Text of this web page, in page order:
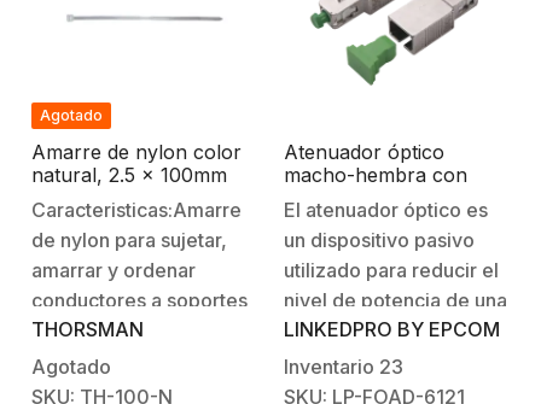
Cat5e. Tipo de
blindaje. No.…
Agotado
Amarre de nylon color
natural, 2.5 x 100mm
(Paquete con 100pzs)
(4200-01000)
Caracteristicas:Amarre
de nylon para sujetar,
amarrar y ordenar
conductores a soportes
en instalaciones u otro
tipo de
objetos.Temperatura de
THORSMAN
Agotado
SKU: TH-100-N
Atenuador óptico
macho-hembra con
conector SC/APC de
15dB para fibra
Monomodo
El atenuador óptico es
un dispositivo pasivo
utilizado para reducir el
nivel de potencia de una
señal óptica.
Generalmente se usa en
aplicaciones de larga
LINKEDPRO BY EPCOM
Inventario 23
SKU: LP-FOAD-6121